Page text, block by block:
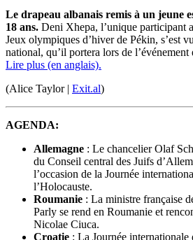
Le drapeau albanais remis à un jeune
18 ans. Deni Xhepa, l’unique participant
Jeux olympiques d’hiver de Pékin, s’est
national, qu’il portera lors de
Lire plus (en anglais).
(Alice Taylor | Exit.al)
AGENDA:
Allemagne : Le chancelier Olaf
du Conseil central des Juifs
l’occasion de la Journée
l’Holocauste.
Roumanie : La ministre française
Parly se rend en Roumanie et
Nicolae Ciuca.
Croatie : La Journée